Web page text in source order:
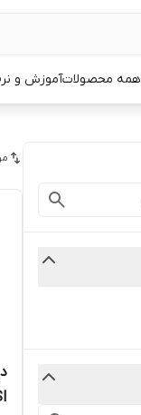
همه محصولاتآموزش و نرم